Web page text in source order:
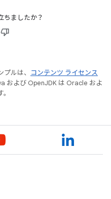
ちましたか？
ルは、
コンテンツ ライセンス
および OpenJDK は Oracle およ